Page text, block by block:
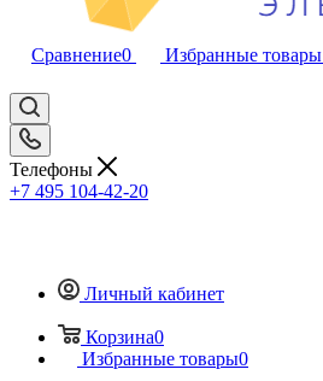
Сравнение0 Избранные товары
Телефоны
+7 495 104-42-20
Личный кабинет
Корзина0
Избранные товары0